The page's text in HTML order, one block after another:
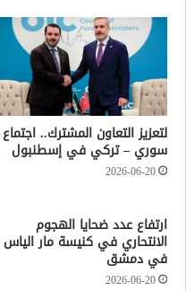
لتعزيز التعاون المشترك.. اجتماع
سوري – تركي في إسطنبول
2026-06-20
ارتفاع عدد ضحايا الهجوم
الانتحاري في كنيسة مار الياس
في دمشق
2026-06-20